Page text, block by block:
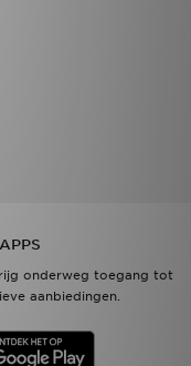
onderweg toegang tot
aanbiedingen.